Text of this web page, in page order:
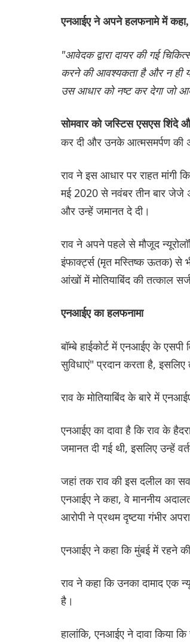
एनआईए ने अपने हलफनामे में कहा,
"आवेदक द्वारा दायर की गई
करने की आवश्यकता है और न ही
उस आधार को नष्ट कर देगा जो
सोमवार को जस्टिस एसएस शिंदे
कर दी और उनके आत्मसमर्पण की
राव ने इस आधार पर राहत मांगी
मई 2020 से नवंबर तीन बार जेजे
और उन्हें जमानत दे दी।
राव ने अपने पहले से मौजूद
इंफार्क्ट्स (मृत मस्तिष्क ऊतक) से
आंखों में मोतियाबिंद की तत्काल
एनआईए का हलफनामा
बॉम्बे हाईकोर्ट में एनआईए के
सुविधाएं" प्रदान करता है,
राव के मोतियाबिंद के बारे में
एनआईए का दावा है कि राव के
जमानत दी गई थी, इसलिए उन्हें
जहां तक राव की इस दलील का
एनआईए ने कहा, वे माननीय
आरोपी ने प्रथम दृष्टया गंभीर
एनआईए ने कहा कि मुंबई में रहने
राव ने कहा कि उनका दामाद एक
है।
हालांकि, एनआईए ने दावा किया